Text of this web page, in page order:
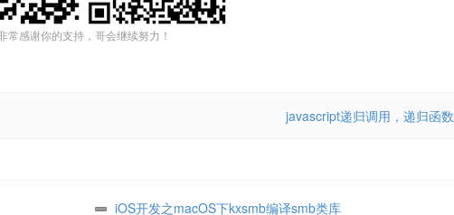
常感谢你的支持，哥会继续努力！
javascript递归调用，递归函数
iOS开发之macOS下kxsmb编译smb类库